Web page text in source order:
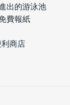
出的游泳池
費報紙
商店